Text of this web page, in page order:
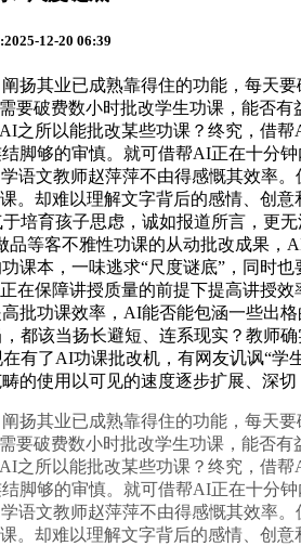
12-20 06:39
其业已成熟靠得住的功能，每天
破费数小时批改学生功课，能否
所以能批改某些功课？终究，借
脚够的审慎。就可借帮AI正在十分
文教师赵萍萍不由得感慨其效率
却难以理解文字背后的感情、创
育孩子思虑，诚如报道所言，更
等客不雅性功课的从动批改成果
本，一味逃求“尺度谜底”，同时
保障讲授质量的前提下提高讲授
批功课效率，AI能否能包涵一些出
该当扬长避短、连系现实？教师
了AI功课批改机，有网友讥讽“
使用以可见的速度逐步扩展、深
其业已成熟靠得住的功能，每天
破费数小时批改学生功课，能否
所以能批改某些功课？终究，借
脚够的审慎。就可借帮AI正在十分
文教师赵萍萍不由得感慨其效率
却难以理解文字背后的感情、创